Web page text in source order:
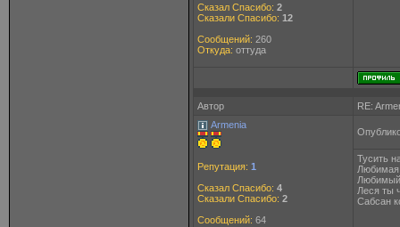
Сказал Спасибо: 2
Сказали Спасибо: 12
Сообщений: 260
Откуда: оттуда
Автор
RE:
Armenia
Репутация: 1
Сказал Спасибо: 4
Сказали Спасибо: 2
Сообщений: 64
Тусить
Любимая
Любимый
Леся ты
Сабсан